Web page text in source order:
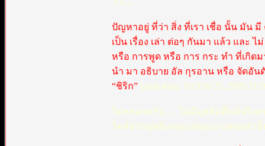
ปัญหาอยู่ ที่ว่า สิ่ง ที่เรา เชื่อ นั้น มัน
เป็น เรื่อง เล่า ต่อๆ กันมา แล้ว และ ไ
หรือ การพูด หรือ การ กระ ทำ ที่เกิด
นำ มา อธิบาย อัล กุรอาน หรือ จัดอัน
“ชิริก” (matt ตอบ: Fri Feb 25, 2005
ไม่หรอกครับ .... ไม่มีมุสลิมที่แท้จริง
ไคล้จากมุสลิมจอมปลอมบางคนเท่า